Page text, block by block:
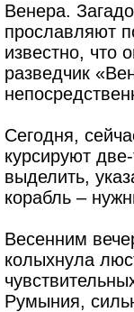
Венера.
прославляют
известно, что
разведчик
Сегодня,
курсируют
выделить,
корабль –
Весенним
колыхнула
Румыния,